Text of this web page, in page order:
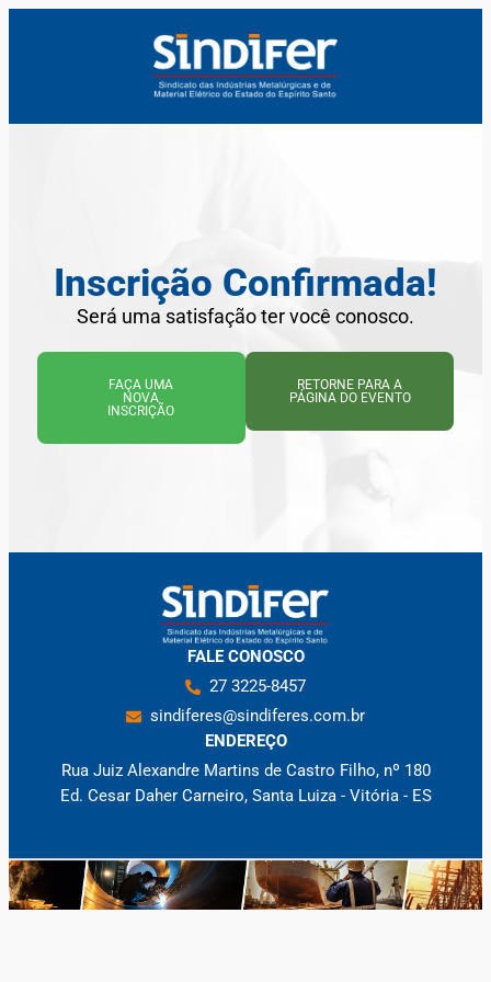
Inscrição Confirmada!
Será uma satisfação ter você conosco.
FAÇA UMA
NOVA
INSCRIÇÃO
RETORNE PARA A
PÁGINA DO EVENTO
FALE CONOSCO
27 3225-8457
sindiferes@sindiferes.com.br
ENDEREÇO
Rua Juiz Alexandre Martins de Castro Filho, nº 180
Ed. Cesar Daher Carneiro, Santa Luiza - Vitória - ES